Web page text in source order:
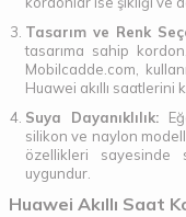
Tasarım ve Renk
tasarıma sahip
Mobilcadde.com,
Huawei akıllı saatlerini
Suya Dayanıklılık:
silikon ve naylon
özellikleri sayesinde
uygundur.
Huawei Akıllı Saat